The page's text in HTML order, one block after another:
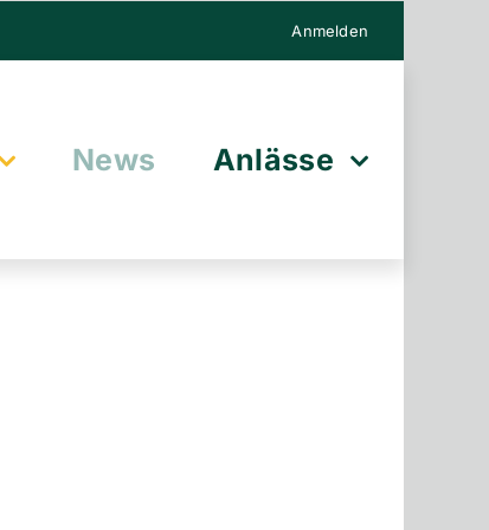
Anmelden
News Anlässe